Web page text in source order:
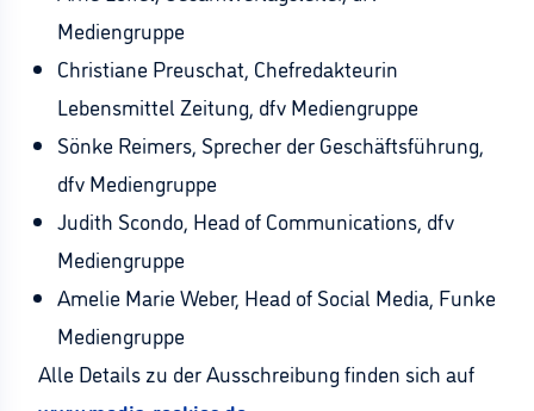
Mediengruppe
Christiane Preuschat, Chefredakteurin
Lebensmittel Zeitung, dfv Mediengruppe
Sönke Reimers, Sprecher der Geschäftsführung,
dfv Mediengruppe
Judith Scondo, Head of Communications, dfv
Mediengruppe
Amelie Marie Weber, Head of Social Media, Funke
Mediengruppe
Alle Details zu der Ausschreibung finden sich auf